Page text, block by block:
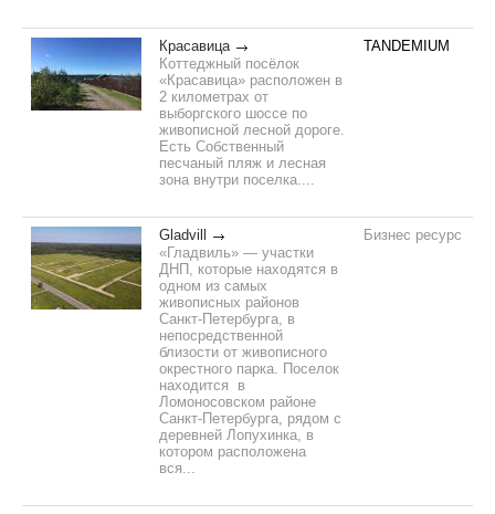
Красавица
Коттеджный посёлок
«Красавица» расположен в
2 километрах от
выборгского шоссе по
живописной лесной дороге.
Есть Собственный
песчаный пляж и лесная
зона внутри поселка....
TANDEMIUM
Gladvill
«Гладвиль» — участки
ДНП, которые находятся в
одном из самых
живописных районов
Санкт-Петербурга, в
непосредственной
близости от живописного
окрестного парка. Поселок
находится в
Ломоносовском районе
Санкт-Петербурга, рядом с
деревней Лопухинка, в
котором расположена
вся...
Бизнес ресурс